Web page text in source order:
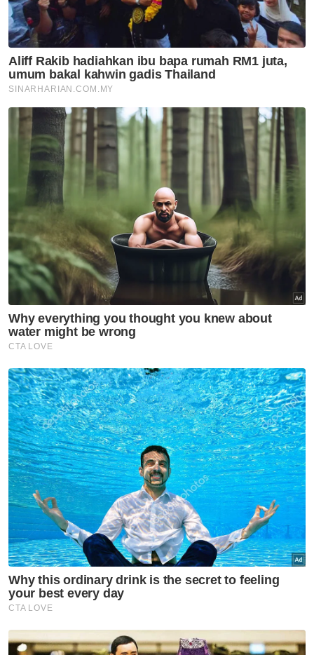
Isu import udang Thailand
dijangka selesai pertengahan
bulan ini – Mohamad Sabu